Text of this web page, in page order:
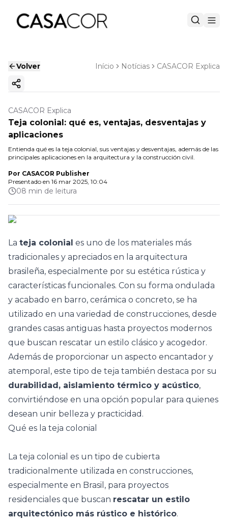
Volver Início Notícias CASACOR Explica
Copiar enlace
CASACOR Explica
Teja colonial: qué es, ventajas, desventajas y
aplicaciones
Entienda qué es la teja colonial, sus ventajas y desventajas, además de las
principales aplicaciones en la arquitectura y la construcción civil.
Por CASACOR Publisher
Presentado en 16 mar 2025, 10:04
08 min de leitura
La teja colonial es uno de los materiales más
tradicionales y apreciados en la arquitectura
brasileña, especialmente por su estética rústica y
características funcionales. Con su forma ondulada
y acabado en barro, cerámica o concreto, se ha
utilizado en una variedad de construcciones, desde
grandes casas antiguas hasta proyectos modernos
que buscan rescatar un estilo clásico y acogedor.
Además de proporcionar un aspecto encantador y
atemporal, este tipo de teja también destaca por su
durabilidad, aislamiento térmico y acústico,
convirtiéndose en una opción popular para quienes
desean unir belleza y practicidad.
Qué es la teja colonial
La teja colonial es un tipo de cubierta
tradicionalmente utilizada en construcciones,
especialmente en Brasil, para proyectos
residenciales que buscan rescatar un estilo
arquitectónico más rústico e histórico.